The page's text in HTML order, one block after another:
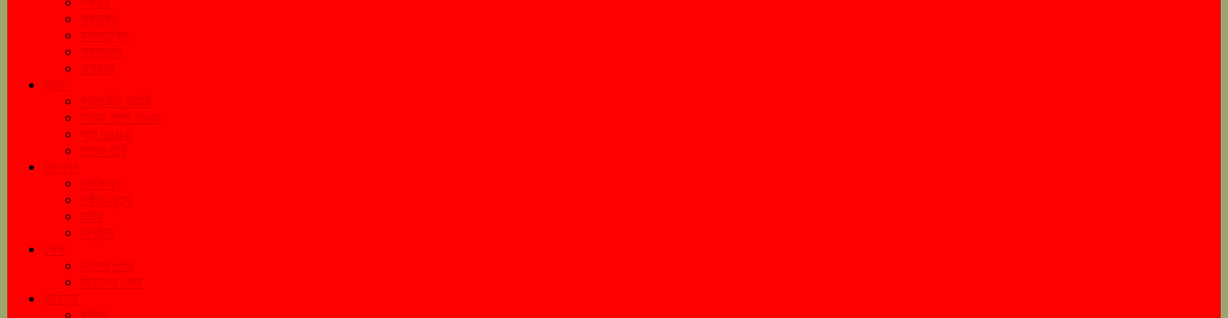
প্রযুক্তি
রসনাতৃপ্তি
গৃহস্থালি
রূপকলা
ভ্রমণ
ঘুরনচন্ডীর ডায়রি
যাওয়া মানে খাওয়া
ঘুরে tourএ
পথের দাবি
বিনোদন
চলচ্চিত্র
সঙ্গীত-নৃত্য
নাটক
অনুষ্ঠান
খেলা
দেশের খেলা
বিদেশের খেলা
সাহিত্য
কবিতা